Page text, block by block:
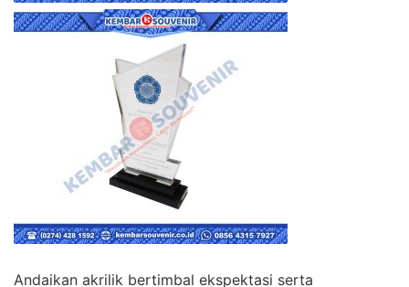
Andaikan akrilik bertimbal ekspektasi serta